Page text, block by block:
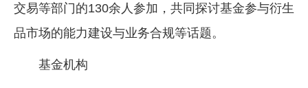
《资源再生》杂志
交易等部门的130余人参加，共同探讨基金参与衍生
品市场的能力建设与业务合规等话题。
基金机构